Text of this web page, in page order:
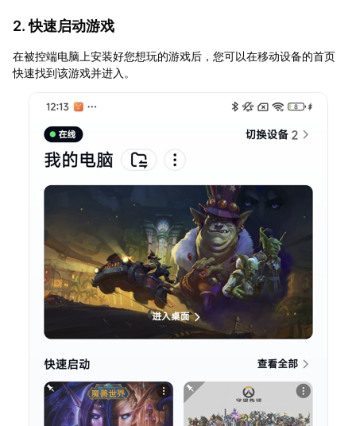
2. 快速启动游戏
在被控端电脑上安装好您想玩的游戏后，您可以在移动设备的首页
快速找到该游戏并进入。